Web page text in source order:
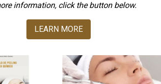
information, click the button below.
LEARN MORE